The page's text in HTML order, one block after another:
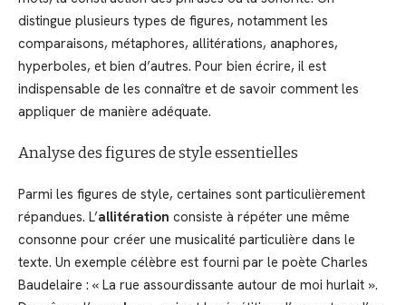
distingue plusieurs types de figures, notamment les
comparaisons, métaphores, allitérations, anaphores,
hyperboles, et bien d’autres. Pour bien écrire, il est
indispensable de les connaître et de savoir comment les
appliquer de manière adéquate.
Analyse des figures de style essentielles
Parmi les figures de style, certaines sont particulièrement
répandues. L’allitération consiste à répéter une même
consonne pour créer une musicalité particulière dans le
texte. Un exemple célèbre est fourni par le poète Charles
Baudelaire : « La rue assourdissante autour de moi hurlait ».